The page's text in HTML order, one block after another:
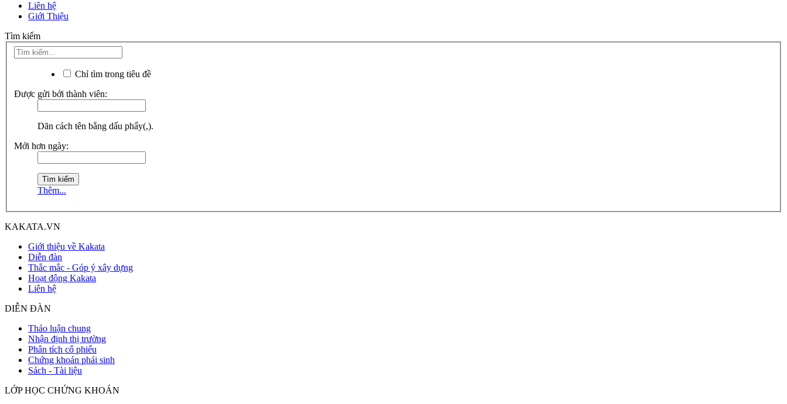
Liên hệ
Giới Thiệu
Tìm kiếm
Chỉ tìm trong tiêu đề
Được gửi bởi thành viên:
Dãn cách tên bằng dấu phẩy(,).
Mới hơn ngày:
Thêm...
KAKATA.VN
Giới thiệu về Kakata
Diễn đàn
Thắc mắc - Góp ý xây dựng
Hoạt động Kakata
Liên hệ
DIỄN ĐÀN
Thảo luận chung
Nhận định thị trường
Phân tích cổ phiếu
Chứng khoán phái sinh
Sách - Tài liệu
LỚP HỌC CHỨNG KHOÁN